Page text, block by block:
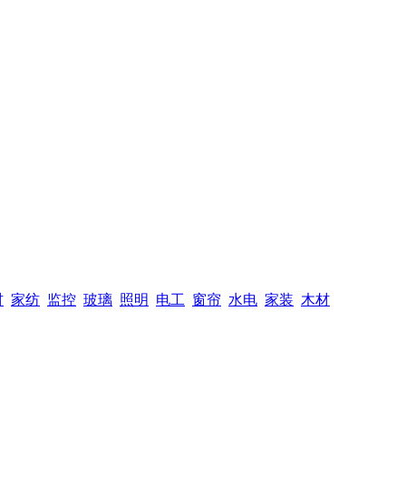
家纺 监控 玻璃 照明 电工 窗帘 水电 家装 木材